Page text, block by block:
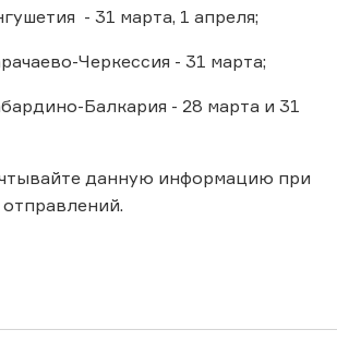
- 31 марта, 1 апреля;
Черкессия - 31 марта;
Балкария - 28 марта и 31
данную информацию при